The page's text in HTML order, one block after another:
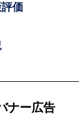
価
ナー広告